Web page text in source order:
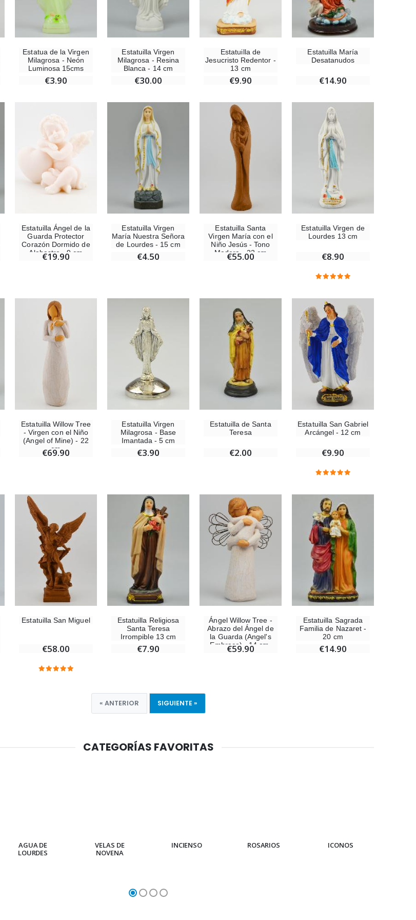
Estatua de la Virgen
Milagrosa - Neón
Luminosa 15cms
€3.90
Estatuilla Virgen
Milagrosa - Resina
Blanca - 14 cm
€30.00
Estatuilla de
Jesucristo Redentor -
13 cm
€9.90
Estatuilla María
Desatanudos
€14.90
Estatuilla Ángel de la
Guarda Protector
Corazón Dormido de
Alabastro - 9 cm
€19.90
Estatuilla Virgen
María Nuestra Señora
de Lourdes - 15 cm
€4.50
Estatuilla Santa
Virgen María con el
Niño Jesús - Tono
Madera - 22 cm
€55.00
Estatuilla Virgen de
Lourdes 13 cm
€8.90
Estatuilla Willow Tree
- Virgen con el Niño
(Angel of Mine) - 22
cm
€69.90
Estatuilla Virgen
Milagrosa - Base
Imantada - 5 cm
€3.90
Estatuilla de Santa
Teresa
€2.00
Estatuilla San Gabriel
Arcángel - 12 cm
€9.90
Estatuilla San Miguel
€58.00
Estatuilla Religiosa
Santa Teresa
Irrompible 13 cm
€7.90
Ángel Willow Tree -
Abrazo del Ángel de
la Guarda (Angel's
Embrace) - 14 cm,
€59.90
Estatuilla Sagrada
Familia de Nazaret -
20 cm
€14.90
« ANTERIOR SIGUIENTE »
CATEGORÍAS FAVORITAS
AGUA DE
LOURDES
VELAS DE
NOVENA
INCIENSO ROSARIOS ICONOS
6 Velas de Oración Color Blanco
€6.00 €59.90